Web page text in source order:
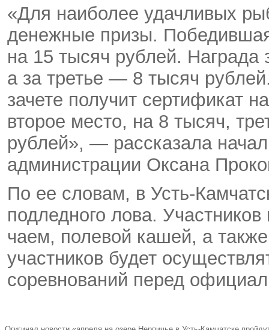
«Для наиболее удачливых
денежные призы.
на 15 тысяч рублей.
а за третье — 8 тысяч
зачете получит сертификат
второе место, на 8 тысяч,
рублей», — рассказала
администрации Оксана
По ее словам, в Усть-
подледного лова.
чаем, полевой кашей, а
участников будет
соревнований перед